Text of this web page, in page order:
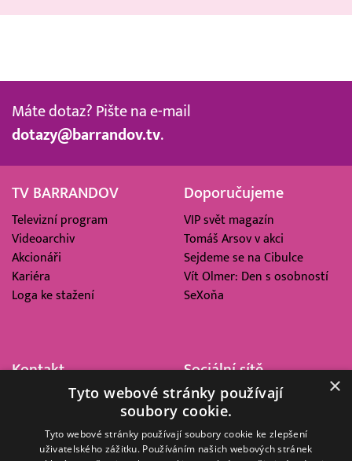
Máte dotaz? Pište na e-mail
dotazy@barrandov.tv.
TV BARRANDOV
Televizní program
Videoarchiv
Akcionáři
Kariéra
Loga ke stažení
Doporučujeme
VIP svět magazín
Tomáš Arsov v akci
Sejdeme se na Cibulce
Vít Olmer: Den s osobností
SeXoňa
Kontakt
Barrandov Televizní Studio,
Kříženeckého nám. 322
152 00 Praha 5
Sociální sítě
×
Tyto webové stránky používají
soubory cookie.
Tyto webové stránky používají soubory cookie ke zlepšení
uživatelského zážitku. Používáním našich webových stránek